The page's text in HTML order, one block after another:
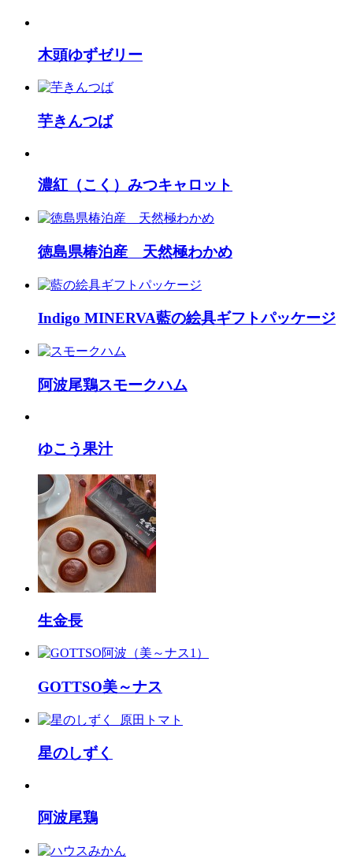
木頭ゆずゼリー
芋きんつば
濃紅（こく）みつキャロット
徳島県椿泊産 天然極わかめ
Indigo MINERVA藍の絵具ギフトパッケージ
阿波尾鶏スモークハム
ゆこう果汁
生金長
GOTTSO美～ナス
星のしずく
阿波尾鶏